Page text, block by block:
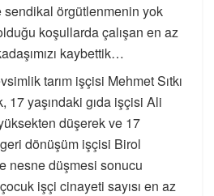
sendikal örgütlenmenin yok
koşullarda çalışan en az
kaybettik…
tarım işçisi Mehmet Sıtkı
17 yaşındaki gıda işçisi Ali
düşerek ve 17
dönüşüm işçisi Birol
nesne düşmesi sonucu
işçi cinayeti sayısı en az